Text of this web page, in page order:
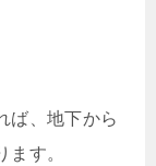
ば、地下から
す。